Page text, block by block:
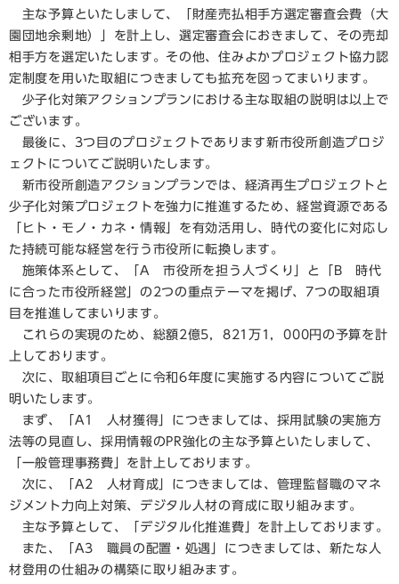
主な予算といたしまして、「財産売払相手方選定審査会費（大
園団地余剰地）」を計上し、選定審査会におきまして、その売却
相手方を選定いたします。その他、住みよかプロジェクト協力認
定制度を用いた取組につきましても拡充を図ってまいります。
少子化対策アクションプランにおける主な取組の説明は以上で
ございます。
最後に、3つ目のプロジェクトであります新市役所創造プロジ
ェクトについてご説明いたします。
新市役所創造アクションプランでは、経済再生プロジェクトと
少子化対策プロジェクトを強力に推進するため、経営資源である
「ヒト・モノ・カネ・情報」を有効活用し、時代の変化に対応し
た持続可能な経営を行う市役所に転換します。
施策体系として、「A 市役所を担う人づくり」と「B 時代
に合った市役所経営」の2つの重点テーマを掲げ、7つの取組項
目を推進してまいります。
これらの実現のため、総額2億5，821万1，000円の予算を計
上しております。
次に、取組項目ごとに令和6年度に実施する内容についてご説
明いたします。
まず、「A1 人材獲得」につきましては、採用試験の実施方
法等の見直し、採用情報のPR強化の主な予算といたしまして、
「一般管理事務費」を計上しております。
次に、「A2 人材育成」につきましては、管理監督職のマネ
ジメント力向上対策、デジタル人材の育成に取り組みます。
主な予算として、「デジタル化推進費」を計上しております。
また、「A3 職員の配置・処遇」につきましては、新たな人
材登用の仕組みの構築に取り組みます。